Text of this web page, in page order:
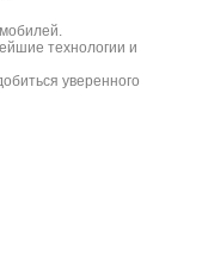
технологии и
уверенного